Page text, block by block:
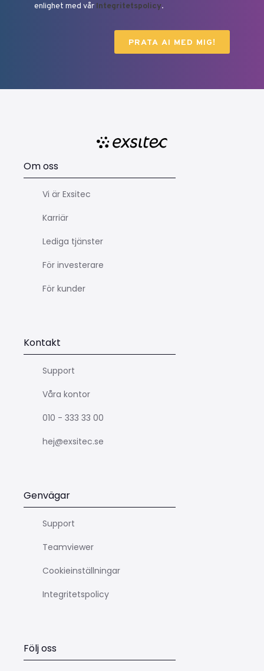
enlighet med vår Integritetspolicy.
Om oss
Vi är Exsitec
Karriär
Lediga tjänster
För investerare
För kunder
Kontakt
Support
Våra kontor
010 - 333 33 00
hej@exsitec.se
Genvägar
Support
Teamviewer
Cookieinställningar
Integritetspolicy
Följ oss